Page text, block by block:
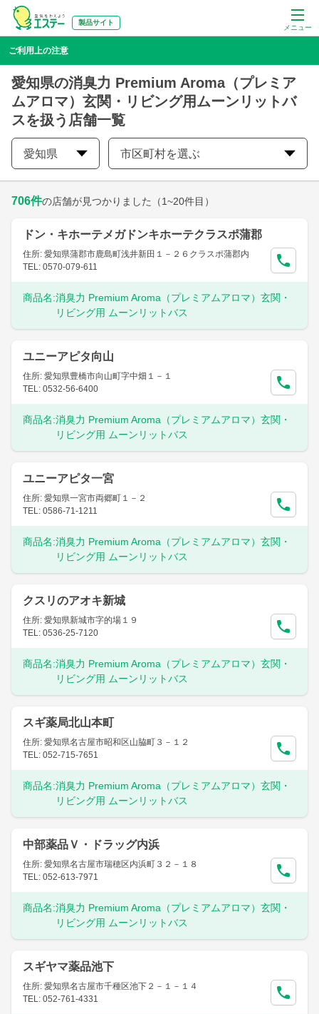
メニュー
製品サイト
ご利用上の注意
愛知県の消臭力 Premium Aroma（プレミア
ムアロマ）玄関・リビング用ムーンリットバ
スを扱う店舗一覧
愛知県 市区町村を選ぶ
706件の店舗が見つかりました （1~20件目）
ドン・キホーテメガドンキホーテクラスポ蒲郡
住所: 愛知県蒲郡市鹿島町浅井新田１－２６クラスポ蒲郡内
TEL: 0570-079-611
商品名:消臭力 Premium Aroma（プレミアムアロマ）玄関・
リビング用 ムーンリットバス
ユニーアピタ向山
住所: 愛知県豊橋市向山町字中畑１－１
TEL: 0532-56-6400
商品名:消臭力 Premium Aroma（プレミアムアロマ）玄関・
リビング用 ムーンリットバス
ユニーアピタ一宮
住所: 愛知県一宮市両郷町１－２
TEL: 0586-71-1211
商品名:消臭力 Premium Aroma（プレミアムアロマ）玄関・
リビング用 ムーンリットバス
クスリのアオキ新城
住所: 愛知県新城市字的場１９
TEL: 0536-25-7120
商品名:消臭力 Premium Aroma（プレミアムアロマ）玄関・
リビング用 ムーンリットバス
スギ薬局北山本町
住所: 愛知県名古屋市昭和区山脇町３－１２
TEL: 052-715-7651
商品名:消臭力 Premium Aroma（プレミアムアロマ）玄関・
リビング用 ムーンリットバス
中部薬品Ｖ・ドラッグ内浜
住所: 愛知県名古屋市瑞穂区内浜町３２－１８
TEL: 052-613-7971
商品名:消臭力 Premium Aroma（プレミアムアロマ）玄関・
リビング用 ムーンリットバス
スギヤマ薬品池下
住所: 愛知県名古屋市千種区池下２－１－１４
TEL: 052-761-4331